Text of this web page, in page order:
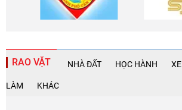
RAO VẶT NHÀ ĐẤT HỌC HÀNH XE
LÀM KHÁC